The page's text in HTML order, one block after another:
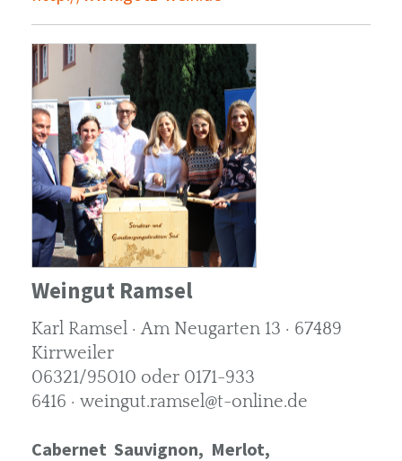
Weingut Ramsel
Karl Ramsel · Am Neugarten 13 · 67489
Kirrweiler
06321/95010 oder 0171-933
6416 · weingut.ramsel@t-online.de
Cabernet Sauvignon, Merlot,